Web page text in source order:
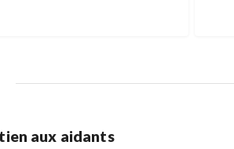
aux aidants